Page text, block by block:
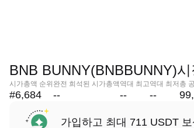
BNB BUNNY(BNBBUNNY)시
시가총액 순위
#6,684
완전 희석된 시가총액
--
역대 최고
--
역대 최저
--
총
가입하고 최대 711 USDT 보